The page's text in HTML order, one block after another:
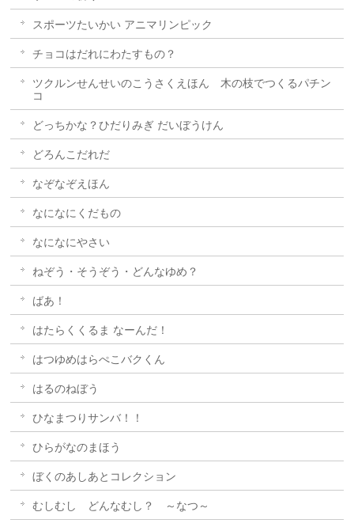
スポーツたいかい アニマリンピック
チョコはだれにわたすもの？
ツクルンせんせいのこうさくえほん 木の枝でつくるパチン
コ
どっちかな？ひだりみぎ だいぼうけん
どろんこだれだ
なぞなぞえほん
なになにくだもの
なになにやさい
ねぞう・そうぞう・どんなゆめ？
ばあ！
はたらくくるま なーんだ！
はつゆめはらぺこバクくん
はるのねぼう
ひなまつりサンバ！！
ひらがなのまほう
ぼくのあしあとコレクション
むしむし どんなむし？ ～なつ～